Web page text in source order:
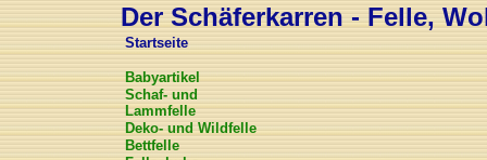
Der Schäferkarren - Felle,
Startseite
Babyartikel
Schaf- und
Lammfelle
Deko- und Wildfelle
Bettfelle